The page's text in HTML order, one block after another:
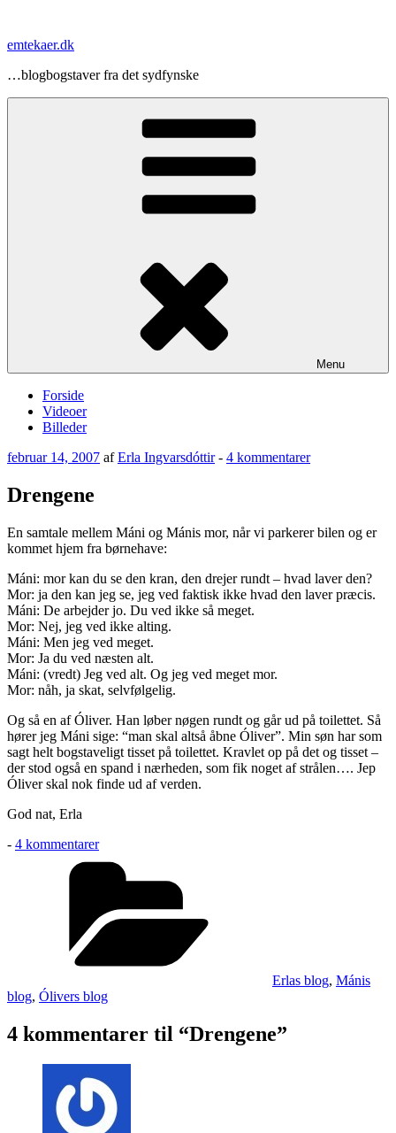
indhold
emtekaer.dk
…blogbogstaver fra det sydfynske
Menu
Forside
Videoer
Billeder
Udgivet
februar 14, 2007 afErla Ingvarsdóttir- 4 kommentarertil
Drengene
En samtale mellem Máni og Mánis mor, når vi parkerer bilen og er
kommet hjem fra børnehave:
Máni: mor kan du se den kran, den drejer rundt – hvad laver den?
Mor: ja den kan jeg se, jeg ved faktisk ikke hvad den laver præcis.
Máni: De arbejder jo. Du ved ikke så meget.
Mor: Nej, jeg ved ikke alting.
Máni: Men jeg ved meget.
Mor: Ja du ved næsten alt.
Máni: (vredt) Jeg ved alt. Og jeg ved meget mor.
Mor: nåh, ja skat, selvfølgelig.
Og så en af Óliver. Han løber nøgen rundt og går ud på toilettet. Så
hører jeg Máni sige: “man skal altså åbne Óliver”. Min søn har som
sagt helt bogstaveligt tisset på toilettet. Kravlet op på det og tisset –
der stod også en spand i nærheden, som fik noget af strålen…. Jep
Óliver skal nok finde ud af verden.
God nat, Erla
- 4 kommentarertil
Drengene
Erlas blog, Mánis
blog, Ólivers blog
4 kommentarer til “Drengene”